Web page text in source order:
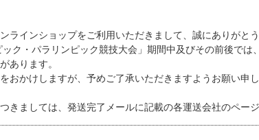
ラインショップをご利用いただきまして、誠にありがとう
ック・パラリンピック競技大会」期間中及びその前後で
あります。
おかけしますが、予めご了承いただきますようお願い申し
きましては、発送完了メールに記載の各運送会社のペー